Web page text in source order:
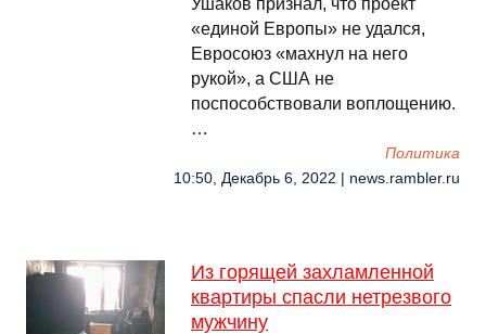
Ушаков признал, что проект
«единой Европы» не удался,
Евросоюз «махнул на него
рукой», а США не
поспособствовали воплощению.
…
Политика
10:50, Декабрь 6, 2022 | news.rambler.ru
Из горящей захламленной
квартиры спасли нетрезвого
мужчину